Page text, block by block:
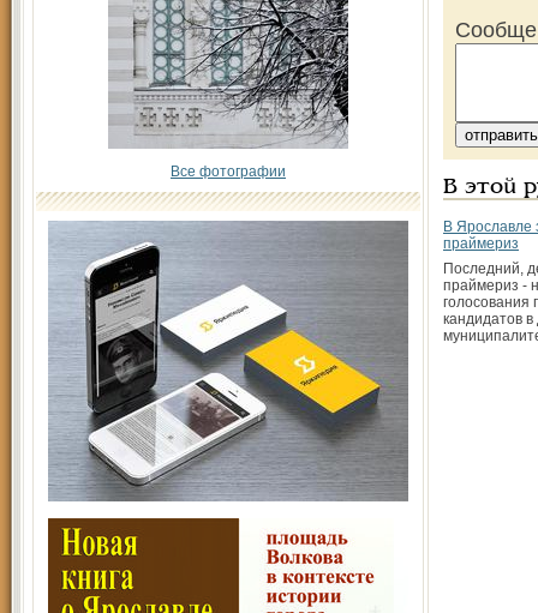
Все фотографии
В этой
В Ярославле
праймериз
Последний,
праймериз -
голосования
кандидатов